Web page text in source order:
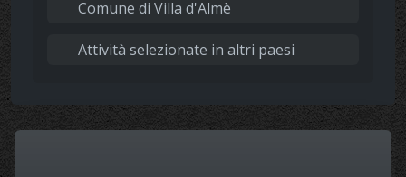
Comune di Villa d'Almè
Attività selezionate in altri paesi